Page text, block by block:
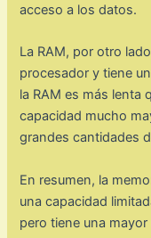
acceso a los datos.
La RAM, por otro
procesador y tiene
la RAM es más lenta
capacidad mucho
grandes cantidades
En resumen, la
una capacidad
pero tiene una